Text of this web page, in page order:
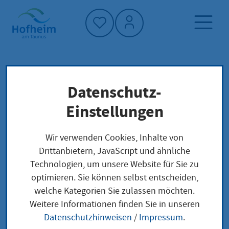
Startseite"
Dienstleistung-Finder
Lokale Anliegen
Betriebserlaubnis für eine Einrichtung in der
Kinder- und Jugendhilfe beantragen
Betriebserlaubnis für
eine Einrichtung in
Datenschutz-
Einstellungen
Wir verwenden Cookies, Inhalte von
Drittanbietern, JavaScript und ähnliche
Technologien, um unsere Website für Sie zu
optimieren. Sie können selbst entscheiden,
welche Kategorien Sie zulassen möchten.
Weitere Informationen finden Sie in unseren
Datenschutzhinweisen / Impressum.